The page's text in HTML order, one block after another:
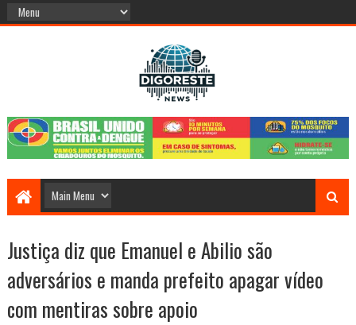
Justiça diz que Emanuel e Abilio são
adversários e manda prefeito apagar vídeo
com mentiras sobre apoio